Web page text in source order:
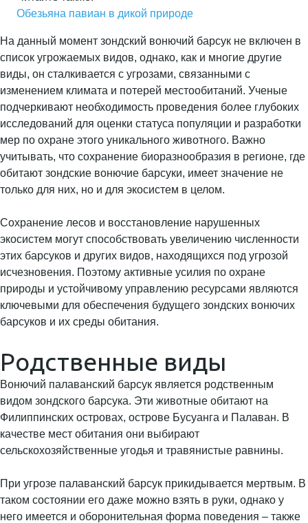
Обезьяна павиан в дикой природе
На данный момент зондский вонючий барсук не включен в
список угрожаемых видов, однако, как и многие другие
виды, он сталкивается с угрозами, связанными с
изменением климата и потерей местообитаний. Ученые
подчеркивают необходимость проведения более глубоких
исследований для оценки статуса популяции и разработки
мер по охране этого уникального животного. Важно
учитывать, что сохранение биоразнообразия в регионе, где
обитают зондские вонючие барсуки, имеет значение не
только для них, но и для экосистем в целом.
Сохранение лесов и восстановление нарушенных
экосистем могут способствовать увеличению численности
этих барсуков и других видов, находящихся под угрозой
исчезновения. Поэтому активные усилия по охране
природы и устойчивому управлению ресурсами являются
ключевыми для обеспечения будущего зондских вонючих
барсуков и их среды обитания.
Родственные виды
Вонючий палаванский барсук является родственным
видом зондского барсука. Эти животные обитают на
Филиппинских островах, острове Бусуанга и Палаван. В
качестве мест обитания они выбирают
сельскохозяйственные угодья и травянистые равнины.
При угрозе палаванский барсук прикидывается мертвым. В
таком состоянии его даже можно взять в руки, однако у
него имеется и оборонительная форма поведения – также